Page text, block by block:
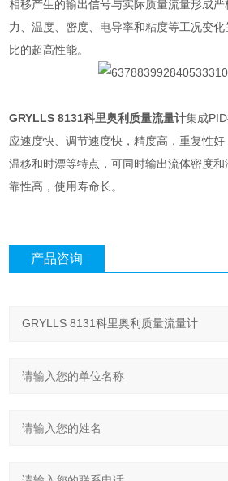
相移产生的输出信号与实际质量流量形成
力、温度、密度、电导率和粘度等工况变
比的超高性能。
GRYLLS 8131科里奥利质量流量计集成
应速度快、调节速度快，精度高，重复性
温移和时漂等特点，可同时输出流体密度
靠性高，使用寿命长。
产品咨询